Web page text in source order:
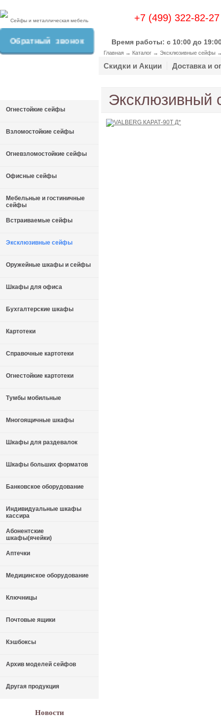
Сейфы и металлическая мебель
Обратный звонок
Скидки и Акции Доставка и
Главная → Каталог → Эксклюзивные сейфы
Время работы: c 10:00 до
+7 (499) 322-82-27
Огнестойкие сейфы
Взломостойкие сейфы
Огневзломостойкие сейфы
Офисные сейфы
Мебельные и гостиничные
сейфы
Встраиваемые сейфы
Эксклюзивные сейфы
Оружейные шкафы и сейфы
Шкафы для офиса
Бухгалтерские шкафы
Картотеки
Справочные картотеки
Огнестойкие картотеки
Тумбы мобильные
Многоящичные шкафы
Шкафы для раздевалок
Шкафы больших форматов
Банковское оборудование
Индивидуальные шкафы
кассира
Абонентские
шкафы(ячейки)
Аптечки
Медицинское оборудование
Ключницы
Почтовые ящики
Кэшбоксы
Архив моделей сейфов
Другая продукция
Новости
Эксклюзивный